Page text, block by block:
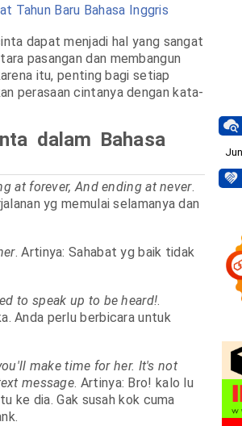
Tahun Baru Bahasa Inggris
dapat menjadi hal yang sangat
pasangan dan membangun
itu, penting bagi setiap
perasaan cintanya dengan kata-
dalam Bahasa
at forever, And ending at never.
yg memulai selamanya dan
. Artinya: Sahabat yg baik tidak
to speak up to be heard!.
Anda perlu berbicara untuk
make time for her. It's not
message. Artinya: Bro! kalo lu
ke dia. Gak susah kok cuma